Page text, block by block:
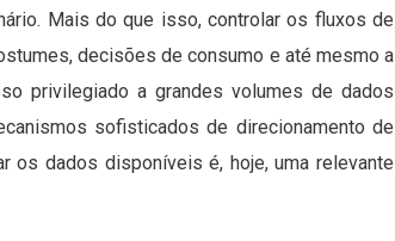
Mais do que isso, controlar os fluxos de
decisões de consumo e até mesmo a
privilegiado a grandes volumes de dados
sofisticados de direcionamento de
os dados disponíveis é, hoje, uma relevante